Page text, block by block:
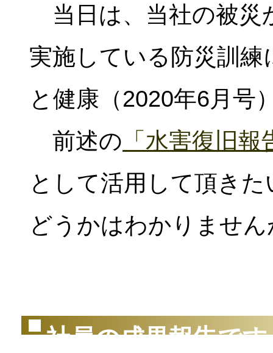
当日は、当社の被災
実施している防災訓
と健康（2020年6月号
前述の 「水害復旧報
として活用して頂き
どうかはわかりませ
社員の成果報告です